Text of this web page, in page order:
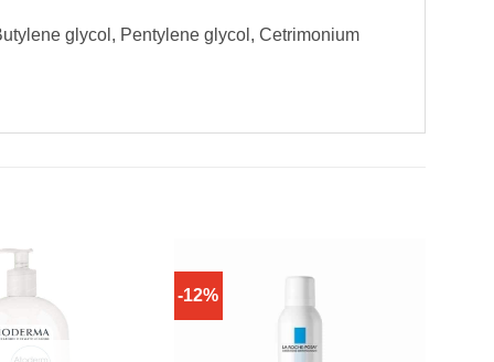
glycol, Pentylene glycol, Cetrimonium
-12%